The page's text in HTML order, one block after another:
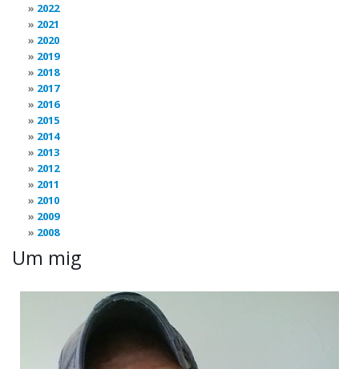
2022
2021
2020
2019
2018
2017
2016
2015
2014
2013
2012
2011
2010
2009
2008
Um mig